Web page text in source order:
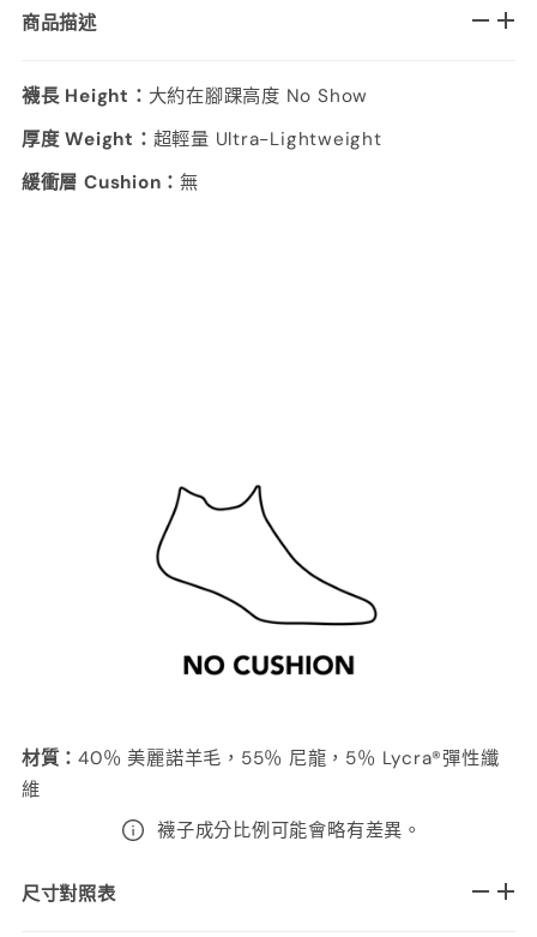
商品描述
襪長 Height： 大約在腳踝高度 No Show
厚度 Weight： 超輕量 Ultra-Lightweight
緩衝層 Cushion：無
材質 ：40％ 美麗諾羊毛，55％ 尼龍，5％ Lycra®彈性纖
維
襪子成分比例可能會略有差異。
尺寸對照表